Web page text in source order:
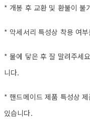
* 개봉 후 교환 및 환불이 불
* 악세서리 특성상 착용 여
* 물에 닿은 후 잘 말려주세
니다.
* 핸드메이드 제품 특성상
있습니다.